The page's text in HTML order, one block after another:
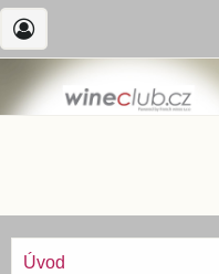
Úvod